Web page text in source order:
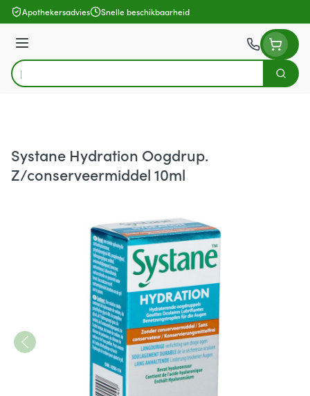
Ga naar de inhoud
Apothekersadvies Snelle beschikbaarheid
Menu
Product, merk, categorie...
Zoek
Systane Hydration Oogdrup.
Z/conserveermiddel 10ml